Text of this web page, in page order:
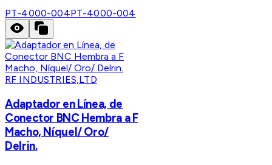
PT-4000-004PT-4000-004
RF INDUSTRIES,LTD
Adaptador en Línea, de
Conector BNC Hembra a F
Macho, Níquel/ Oro/
Delrin.